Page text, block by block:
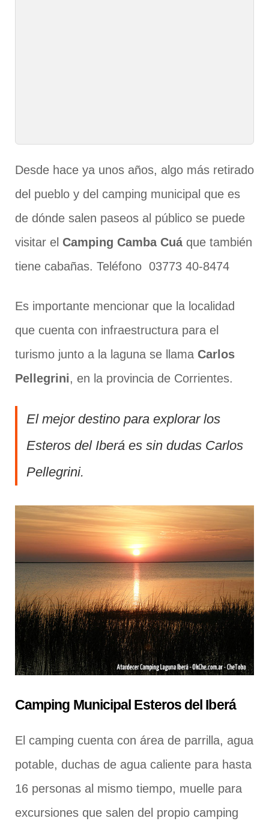
Desde hace ya unos años, algo más retirado
del pueblo y del camping municipal que es
de dónde salen paseos al público se puede
visitar el Camping Camba Cuá que también
tiene cabañas. Teléfono 03773 40-8474
Es importante mencionar que la localidad
que cuenta con infraestructura para el
turismo junto a la laguna se llama Carlos
Pellegrini, en la provincia de Corrientes.
El mejor destino para explorar los
Esteros del Iberá es sin dudas Carlos
Pellegrini.
Camping Municipal Esteros del Iberá
El camping cuenta con área de parrilla, agua
potable, duchas de agua caliente para hasta
16 personas al mismo tiempo, muelle para
excursiones que salen del propio camping